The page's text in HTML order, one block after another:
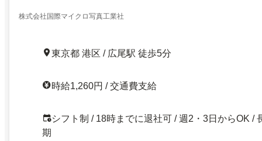
株式会社国際マイクロ写真工業社
東京都 港区 / 広尾駅 徒歩5分
時給1,260円 / 交通費支給
シフト制 / 18時までに退社可 / 週2・3日からOK /
期